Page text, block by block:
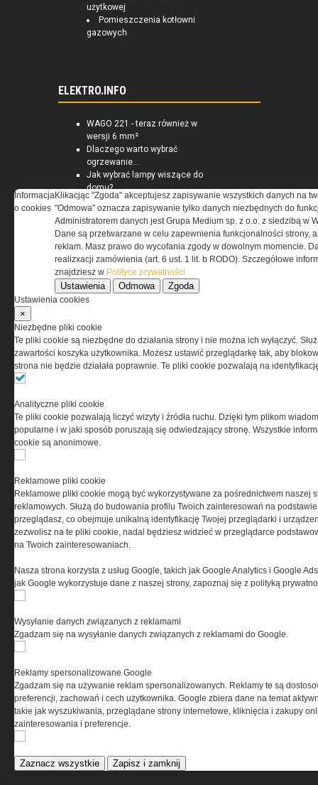
użytkowej
Pomieszczenia kotłowni
gazowych
ELEKTRO.INFO
WAGO 221 - teraz również w
wersji 6 mm²
Dlaczego warto wybrać
ogrzewanie...
Jak wybrać lampy wiszące do
domu?
O NAS
i wyposażeniu jednostek specjalnych w kraju i na świecie.
REGULAMIN
Regulamin określa zasady korzystania z portalu
Korzystanie z portalu jest równoznaczne
odpowiedzialnością Spółka komandytowa, nr KRS:
0000537655, NIP 1132860378, REGON 146393437
(zwana dalej Grupa MEDIUM) w postaci Regulaminu.
Informacja
o cookies
Klikacjąc "Zgoda" akceptujesz zapisywanie wszystkich danych na
"Odmowa" oznacza zapisywanie tylko danych niezbędnych do
Administratorem danych jest Grupa Medium sp. z o.o. z siedzibą w
Dane są przetwarzane w celu zapewnienia funkcjonalności strony,
reklam. Masz prawo do wycofania zgody w dowolnym momencie.
realizxacji zamówienia (art. 6 ust. 1 lit. b RODO). Szczegółowe
znajdziesz w Polityce prywatności
Ustawienia Odmowa Zgoda
Ustawienia cookies
×
Niezbędne pliki cookie
Te pliki cookie są niezbędne do działania strony i nie można ich wyłączyć.
zawartości koszyka użytkownika. Możesz ustawić przeglądarkę tak, aby
strona nie będzie działała poprawnie. Te pliki cookie pozwalają na
Analityczne pliki cookie
Te pliki cookie pozwalają liczyć wizyty i źródła ruchu. Dzięki tym plikom
popularne i w jaki sposób poruszają się odwiedzający stronę. Wszystkie
cookie są anonimowe.
Reklamowe pliki cookie
Reklamowe pliki cookie mogą być wykorzystywane za pośrednictwem naszej
reklamowych. Służą do budowania profilu Twoich zainteresowań na
przeglądasz, co obejmuje unikalną identyfikację Twojej przeglądarki i
zezwolisz na te pliki cookie, nadal będziesz widzieć w przeglądarce
na Twoich zainteresowaniach.
Nasza strona korzysta z usług Google, takich jak Google Analytics i Google
jak Google wykorzystuje dane z naszej strony, zapoznaj się z polityką
Wysyłanie danych związanych z reklamami
Zgadzam się na wysyłanie danych związanych z reklamami do Google.
Reklamy spersonalizowane Google
Zgadzam się na używanie reklam spersonalizowanych. Reklamy te są
preferencji, zachowań i cech użytkownika. Google zbiera dane na temat
takie jak wyszukiwania, przeglądane strony internetowe, kliknięcia i zakupy
zainteresowania i preferencje.
Zaznacz wszystkie Zapisz i zamknij